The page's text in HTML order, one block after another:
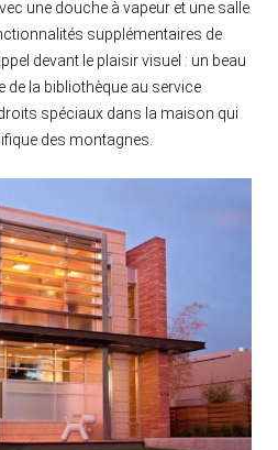
une douche à vapeur et une salle
supplémentaires de
devant le plaisir visuel : un beau
de la bibliothèque au service
spéciaux dans la maison qui
des montagnes.